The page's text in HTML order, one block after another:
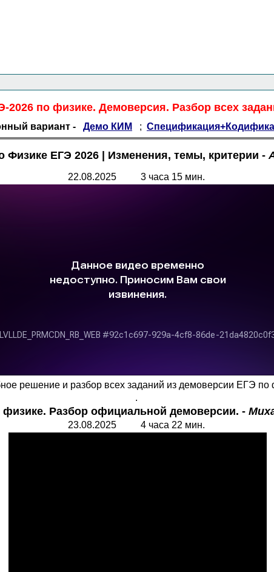
2026 по физике. Демоверсия. Разбор всех
вариант - Демо КИМ ;
Физике ЕГЭ 2026 Изменения, темы, критерии -
22.08.2025 3 часа 15 мин.
решение и разбор всех заданий из демоверсии ЕГЭ по
.
физике. Разбор официальной демоверсии. -
23.08.2025 4 часа 22 мин.